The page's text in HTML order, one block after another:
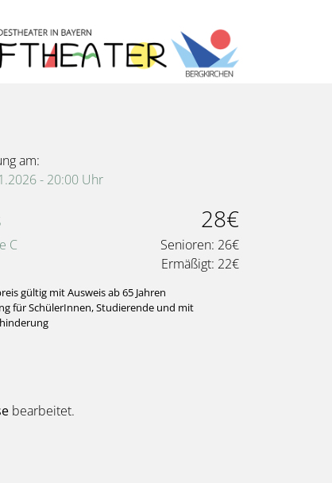
am:
- 20:00 Uhr
C
28€
Senioren: 26€
Ermäßigt: 22€
gültig mit Ausweis ab 65 Jahren
für SchülerInnen, Studierende und mit
bearbeitet.